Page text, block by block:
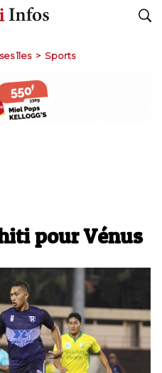
îles > Sports
pour Vénus